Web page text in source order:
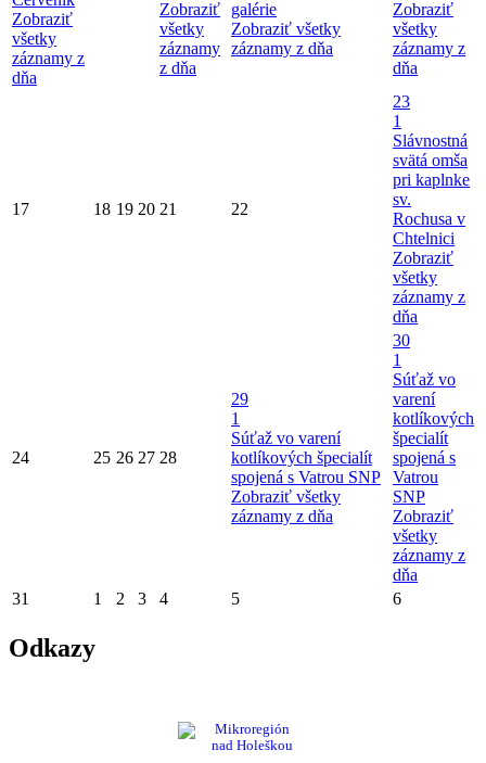
Zobraziť
všetky
záznamy z
dňa
Zobraziť
všetky
záznamy
z dňa
galérie
Zobraziť všetky
záznamy z dňa
Zobraziť
všetky
záznamy z
dňa
17 18 19 20 21 22
23
1
Slávnostná
svätá omša
pri kaplnke
sv.
Rochusa v
Chtelnici
Zobraziť
všetky
záznamy z
dňa
24 25 26 27 28
29
1
Súťaž vo varení
kotlíkových špecialít
spojená s Vatrou SNP
Zobraziť všetky
záznamy z dňa
30
1
Súťaž vo
varení
kotlíkových
špecialít
spojená s
Vatrou
SNP
Zobraziť
všetky
záznamy z
dňa
31
1 2 3 4 5 6
Odkazy